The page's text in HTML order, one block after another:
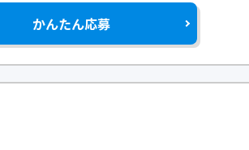
かんたん応募